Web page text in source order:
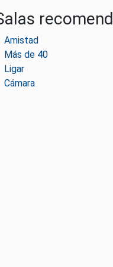
Amistad
Más de 40
Ligar
Cámara